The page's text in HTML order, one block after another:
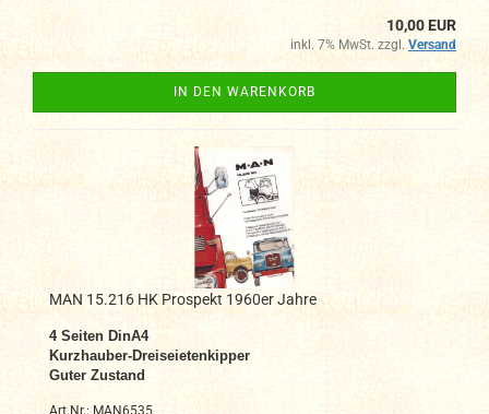
10,00 EUR
inkl. 7% MwSt. zzgl. Versand
IN DEN WARENKORB
MAN 15.216 HK Prospekt 1960er Jahre
4 Seiten DinA4
Kurzhauber-Dreiseietenkipper
Guter Zustand